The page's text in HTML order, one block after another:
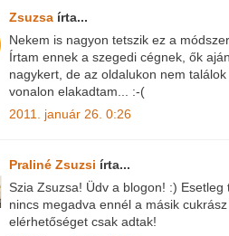
Zsuzsa írta...
Nekem is nagyon tetszik ez a
Írtam ennek a szegedi cégnek, ők
nagykert, de az oldalukon nem
vonalon elakadtam... :-(
2011. január 26. 0:26
Praliné Zsuzsi írta...
Szia Zsuzsa! Üdv a blogon! :)
nincs megadva ennél a másik
elérhetőséget csak adtak!